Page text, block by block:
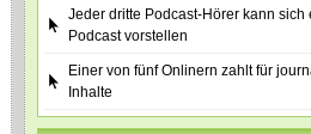
Jeder dritte Podcast-Hörer kann sich
Podcast vorstellen
Einer von fünf Onlinern zahlt für
Inhalte